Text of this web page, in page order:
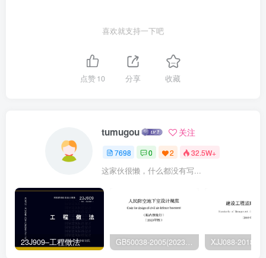
喜欢就支持一下吧
点赞10 分享 收藏
tumugou 关注
7698 0 2 32.5W+
这家伙很懒，什么都没有写...
23J909–工程做法 GB50038-2005(2023版)–人民防空地下室设计规范